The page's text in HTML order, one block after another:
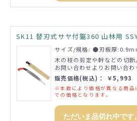
SK11 替刃式サヤ付鋸360 山林用
サイズ/規格: ●刃板厚
木の枝の剪定や幹などの切断
お問い合わせよりお問い合わ
販売価格(税込)： ￥5,993
※本数により価格が異なる商品
での価格となります。
ただいま品切れ中です。